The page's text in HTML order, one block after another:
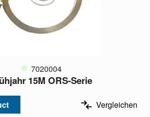
7020004
15M ORS-Serie
Vergleichen